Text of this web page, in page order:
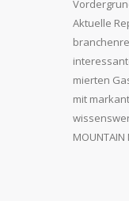
Aktuelle
mierten
mit